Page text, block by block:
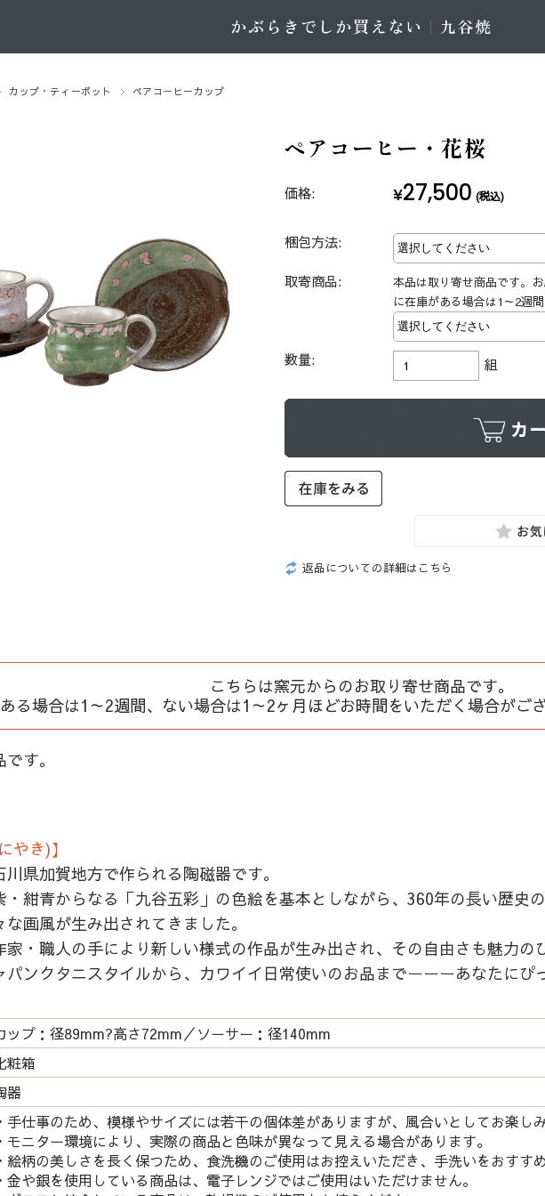
カップ・ティーポット ペアコーヒーカップ
ペアコーヒー・花桜
価格: ¥27,500 (税込)
梱包方法:
取寄商品:
本品は取り寄せ商品です。
に在庫がある場合は1～2週
数量: 組
返品についての詳細はこちら
こちらは窯元からのお取り寄せ商品です。
る場合は1～2週間、ない場合は1～2ヶ月ほどお時間をいただく場合がご
す。
やき)】
県加賀地方で作られる陶磁器です。
・紺青からなる「九谷五彩」の色絵を基本としながら、360年の長い歴史
画風が生み出されてきました。
・職人の手により新しい様式の作品が生み出され、その自由さも魅力の
ンクタニスタイルから、カワイイ日常使いのお品までーーーあなたにぴ
ップ：径89mm?高さ72mm／ソーサー：径140mm
粧箱
器
・手仕事のため、模様やサイズには若干の個体差がありますが、風合いとしてお楽し
・モニター環境により、実際の商品と色味が異なって見える場合があります。
・絵柄の美しさを長く保つため、食洗機のご使用はお控えいただき、手洗いをおすすめ
・金や銀を使用している商品は、電子レンジではご使用はいただけません。